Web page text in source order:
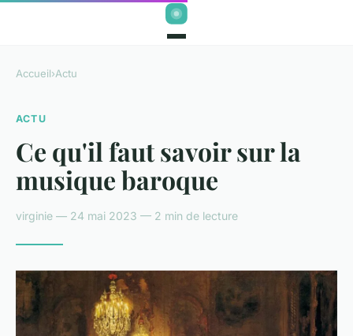
Accueil›Actu
ACTU
Ce qu'il faut savoir sur la
musique baroque
virginie — 24 mai 2023 — 2 min de lecture